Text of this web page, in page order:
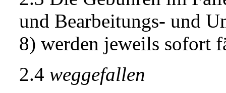
und Bearbeitungs- und
8) werden jeweils sofort
2.4 weggefallen